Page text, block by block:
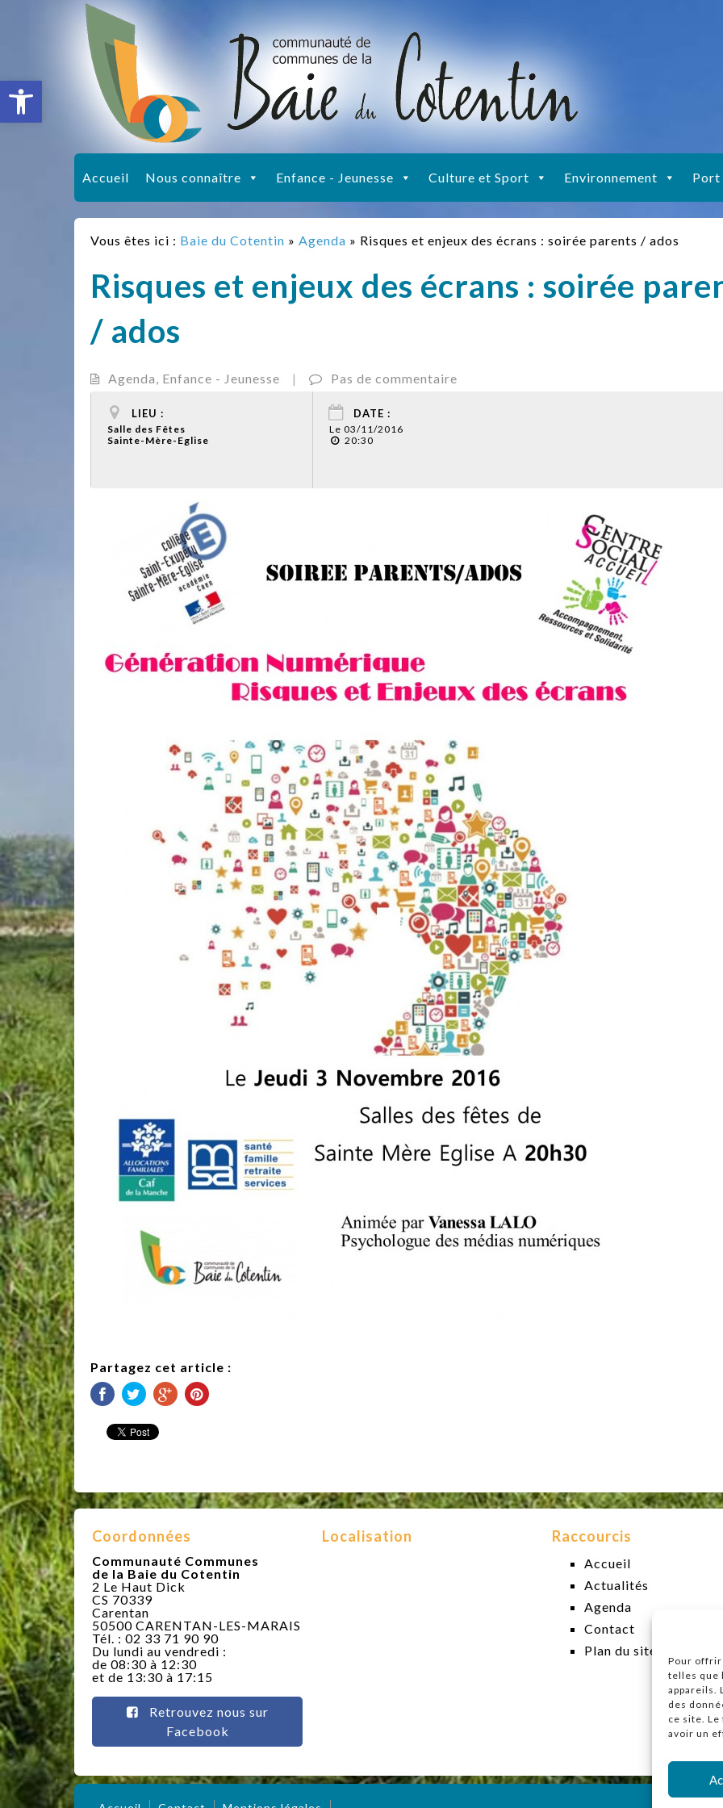
Ouvrir la barre d’outils
Pour offrir
telles que
appareils.
des
ce site.
avoir un
Accueil Nous connaître Enfance - Jeunesse Culture et Sport Environnement Port
Vous êtes ici : Baie du Cotentin » Agenda » Risques et enjeux des écrans : soirée parents / ados
Risques et enjeux des écrans : soirée
/ ados
Agenda, Enfance - Jeunesse | Pas de commentaire
LIEU :
Salle des Fêtes
Sainte-Mère-Eglise
DATE :
Le 03/11/2016
20:30
Partagez cet article :
Coordonnées
Communauté Communes
de la Baie du Cotentin
2 Le Haut Dick
CS 70339
Carentan
50500 CARENTAN-LES-MARAIS
Tél. : 02 33 71 90 90
Du lundi au vendredi :
de 08:30 à 12:30
et de 13:30 à 17:15
Retrouvez nous sur
Facebook
Localisation Raccourcis
Accueil
Actualités
Agenda
Contact
Plan du site